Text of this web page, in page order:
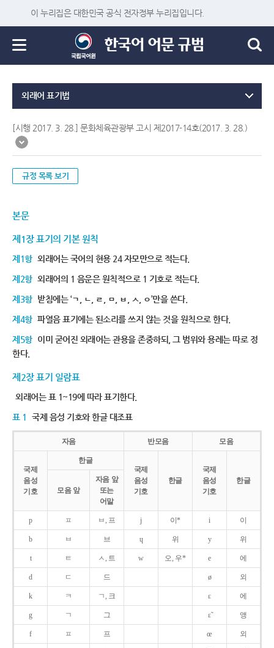
이 누리집은 대한민국 공식 전자정부 누리집입니다.
외래어 표기법
[시행 2017. 3. 28.] 문화체육관광부 고시 제2017-14호(2017. 3. 28.)
규정 목록 보기
본문
제1장 표기의 기본 원칙
제1항 외래어는 국어의 현용 24 자모만으로 적는다.
제2항 외래어의 1 음운은 원칙적으로 1 기호로 적는다.
제3항 받침에는 ‘ㄱ, ㄴ, ㄹ, ㅁ, ㅂ, ㅅ, ㅇ’만을 쓴다.
제4항 파열음 표기에는 된소리를 쓰지 않는 것을 원칙으로 한다.
제5항 이미 굳어진 외래어는 관용을 존중하되, 그 범위와 용례는 따로 정
한다.
제2장 표기 일람표
외래어는 표 1~19에 따라 표기한다.
표 1 국제 음성 기호와 한글 대조표
자음 반모음 모음
국제
음성
기호
한글
국제
음성
기호
한글
국제
음성
기호
한글
모음 앞
자음 앞
또는
어말
p ㅍ ㅂ, 프 j 이* i 이
b ㅂ 브 ɥ 위 y 위
t ㅌ ㅅ, 트 w 오, 우* e 에
d ㄷ 드 ø 외
k ㅋ ㄱ, 크 ɛ 에
g ㄱ 그 ɛ̃ 앵
f ㅍ 프 œ 외